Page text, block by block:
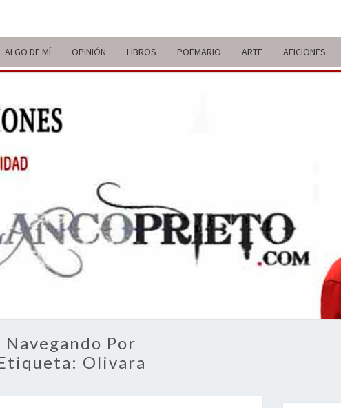
ALGO DE MÍ OPINIÓN LIBROS POEMARIO ARTE AFICIONES
DE VIDA
BREVE
RECORRIDO
VITAL Y
COMENTARIOS
ACTUALIDAD
Navegando Por
Olivara